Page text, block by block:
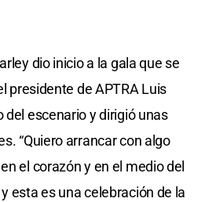
dio inicio a la gala que se
presidente de APTRA Luis
escenario y dirigió unas
“Quiero arrancar con algo
el corazón y en el medio del
esta es una celebración de la